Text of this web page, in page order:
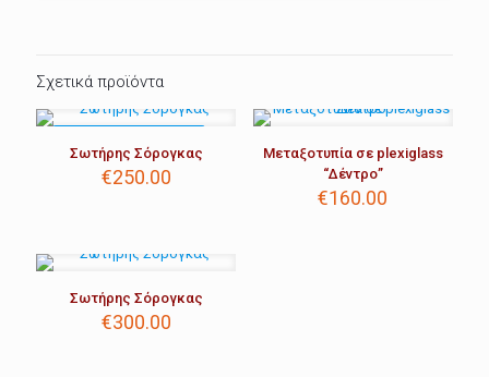
Σχετικά προϊόντα
Σωτήρης Σόρογκας
€250.00
Μεταξοτυπία σε plexiglass
“Δέντρο”
€160.00
Σωτήρης Σόρογκας
€300.00